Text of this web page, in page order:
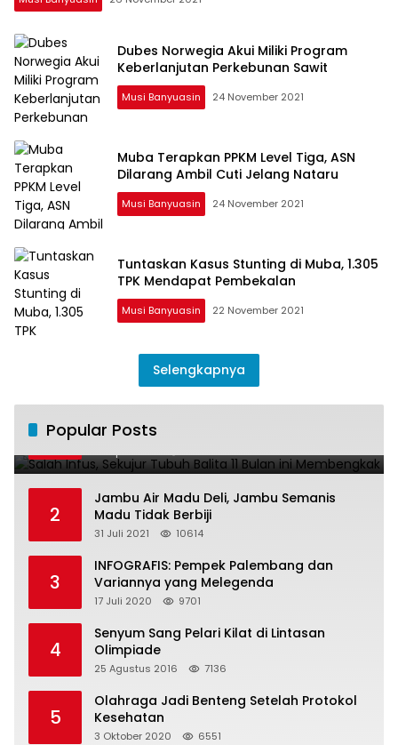
Dubes Norwegia Akui Miliki Program
Keberlanjutan Perkebunan Sawit
Musi Banyuasin 24 November 2021
Muba Terapkan PPKM Level Tiga, ASN
Dilarang Ambil Cuti Jelang Nataru
Musi Banyuasin 24 November 2021
Tuntaskan Kasus Stunting di Muba, 1.305
TPK Mendapat Pembekalan
Musi Banyuasin 22 November 2021
Selengkapnya
Popular Posts
1
ini Membengkak
2
Jambu Air Madu Deli, Jambu Semanis
Madu Tidak Berbiji
31 Juli 2021 10614
3
INFOGRAFIS: Pempek Palembang dan
Variannya yang Melegenda
17 Juli 2020 9701
4
Senyum Sang Pelari Kilat di Lintasan
Olimpiade
25 Agustus 2016 7136
5
Olahraga Jadi Benteng Setelah Protokol
Kesehatan
3 Oktober 2020 6551